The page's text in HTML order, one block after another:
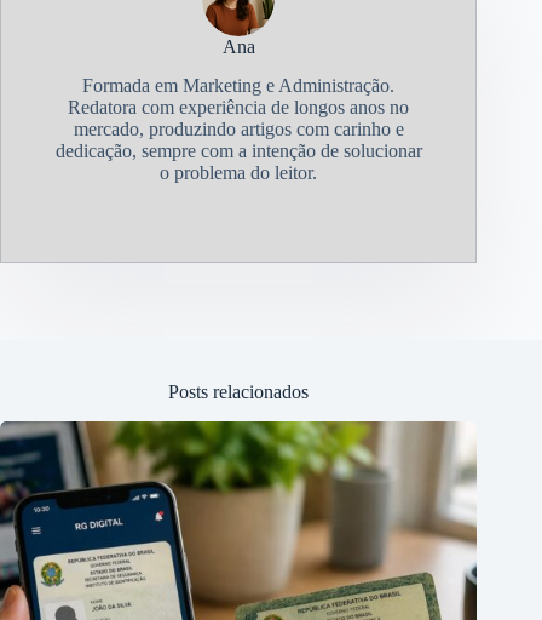
Ana
Formada em Marketing e Administração.
Redatora com experiência de longos anos no
mercado, produzindo artigos com carinho e
dedicação, sempre com a intenção de solucionar
o problema do leitor.
Posts relacionados